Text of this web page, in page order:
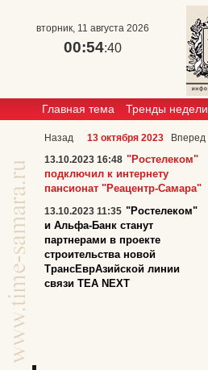
вторник, 11 августа 2026
00:54:41
Главная тема Тренды недели
Назад 13 октября 2023
Вперед
13.10.2023 16:48 "Ростелеком"
подключил к интернету
пансионат "Реацентр-Самара"
13.10.2023 11:35 "Ростелеком"
и Альфа-Банк станут
партнерами в проекте
строительства новой
ТрансЕврАзийской линии
связи TEA NEXT